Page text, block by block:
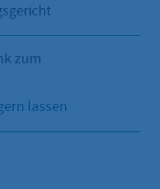
zum
lassen